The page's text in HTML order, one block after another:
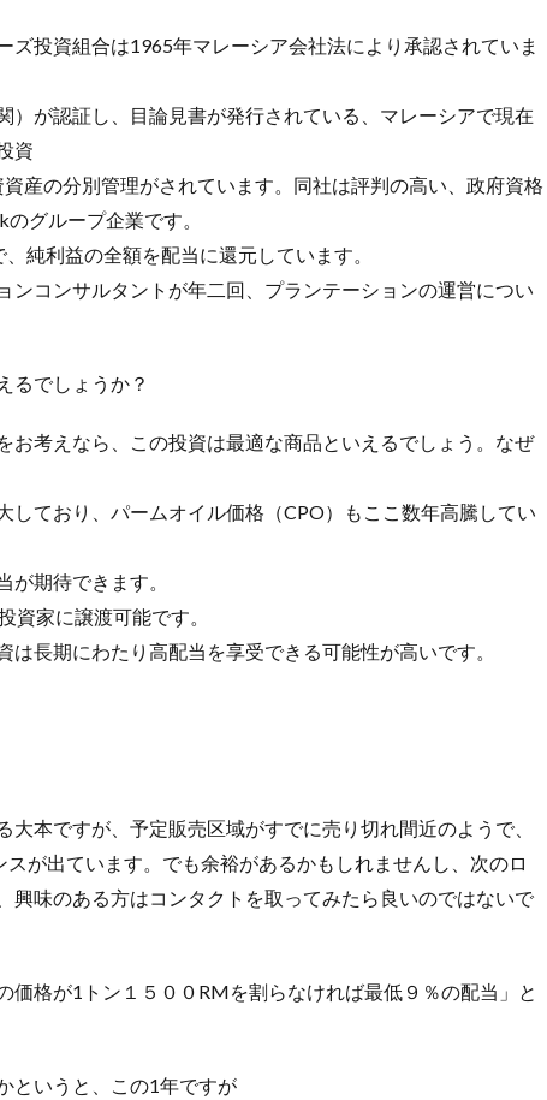
ズ投資組合は1965年マレーシア会社法により承認されていま
）が認証し、目論見書が発行されている、マレーシアで現在
資
産の分別管理がされています。同社は評判の高い、政府資格
グループ企業です。
純利益の全額を配当に還元しています。
ンコンサルタントが年二回、プランテーションの運営につい
るでしょうか？
お考えなら、この投資は最適な商品といえるでしょう。なぜ
しており、パームオイル価格（CPO）もここ数年高騰してい
が期待できます。
資家に譲渡可能です。
は長期にわたり高配当を享受できる可能性が高いです。
大本ですが、予定販売区域がすでに売り切れ間近のようで、
が出ています。でも余裕があるかもしれませんし、次のロ
興味のある方はコンタクトを取ってみたら良いのではないで
価格が1トン１５００RMを割らなければ最低９％の配当」と
というと、この1年ですが